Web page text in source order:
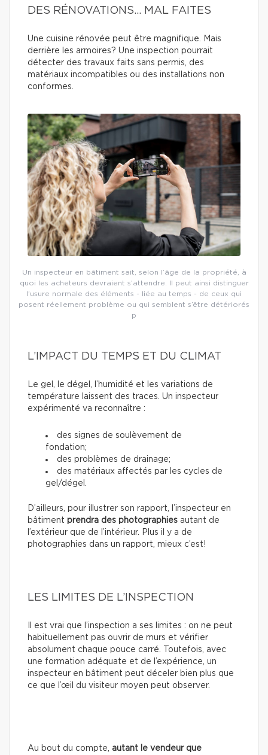
DES RÉNOVATIONS… MAL FAITES
Une cuisine rénovée peut être magnifique. Mais
derrière les armoires? Une inspection pourrait
détecter des travaux faits sans permis, des
matériaux incompatibles ou des installations non
conformes.
Un inspecteur en bâtiment sait, selon l’âge de la propriété, à
quoi les acheteurs devraient s’attendre. Il peut ainsi distinguer
l’usure normale des éléments - liée au temps - de ceux qui
posent réellement problème ou qui semblent s’être détériorés
p
L’IMPACT DU TEMPS ET DU CLIMAT
Le gel, le dégel, l’humidité et les variations de
température laissent des traces. Un inspecteur
expérimenté va reconnaître :
des signes de soulèvement de
fondation;
des problèmes de drainage;
des matériaux affectés par les cycles de
gel/dégel.
D’ailleurs, pour illustrer son rapport, l’inspecteur en
bâtiment prendra des photographies autant de
l’extérieur que de l’intérieur. Plus il y a de
photographies dans un rapport, mieux c’est!
LES LIMITES DE L’INSPECTION
Il est vrai que l’inspection a ses limites : on ne peut
habituellement pas ouvrir de murs et vérifier
absolument chaque pouce carré. Toutefois, avec
une formation adéquate et de l’expérience, un
inspecteur en bâtiment peut déceler bien plus que
ce que l’œil du visiteur moyen peut observer.
Au bout du compte, autant le vendeur que